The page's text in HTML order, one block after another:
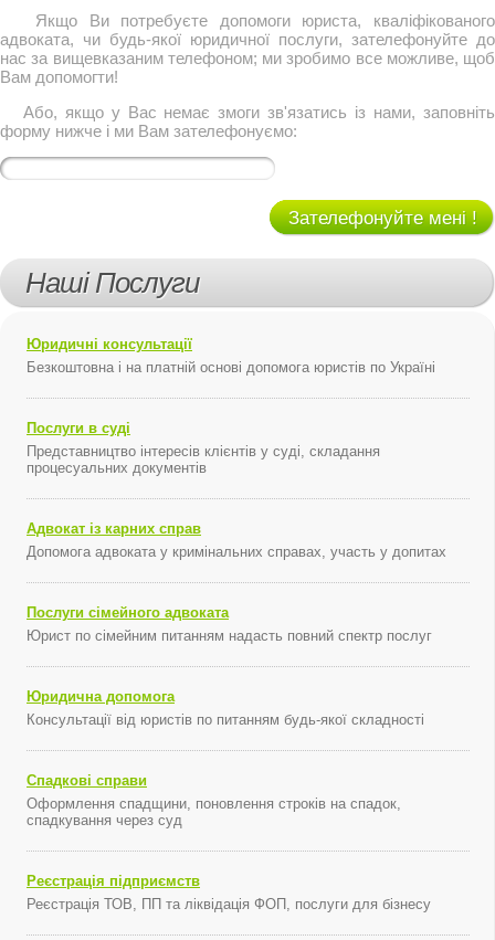
Якщо Ви потребуєте допомоги юриста, кваліфікованого
адвоката, чи будь-якої юридичної послуги, зателефонуйте до
нас за вищевказаним телефоном; ми зробимо все можливе, щоб
Вам допомогти!
Або, якщо у Вас немає змоги зв'язатись із нами, заповніть
форму нижче і ми Вам зателефонуємо:
Зателефонуйте мені !
Наші Послуги
Юридичні консультації
Безкоштовна і на платній основі допомога юристів по Україні
Послуги в суді
Представництво інтересів клієнтів у суді, складання
процесуальних документів
Адвокат із карних справ
Допомога адвоката у кримінальних справах, участь у допитах
Послуги сімейного адвоката
Юрист по сімейним питанням надасть повний спектр послуг
Юридична допомога
Консультації від юристів по питанням будь-якої складності
Спадкові справи
Оформлення спадщини, поновлення строків на спадок,
спадкування через суд
Реєстрація підприємств
Реєстрація ТОВ, ПП та ліквідація ФОП, послуги для бізнесу